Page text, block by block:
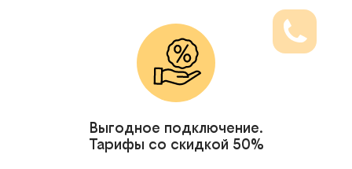
Выгодное подключение.
Тарифы со скидкой 50%